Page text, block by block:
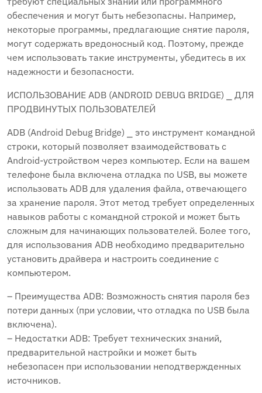
обеспечения и могут быть небезопасны. Например,
некоторые программы, предлагающие снятие пароля,
могут содержать вредоносный код. Поэтому, прежде
чем использовать такие инструменты, убедитесь в их
надежности и безопасности.
ИСПОЛЬЗОВАНИЕ ADB (ANDROID DEBUG BRIDGE) ⎯ ДЛЯ
ПРОДВИНУТЫХ ПОЛЬЗОВАТЕЛЕЙ
ADB (Android Debug Bridge) ⎯ это инструмент командной
строки, который позволяет взаимодействовать с
Android-устройством через компьютер. Если на вашем
телефоне была включена отладка по USB, вы можете
использовать ADB для удаления файла, отвечающего
за хранение пароля. Этот метод требует определенных
навыков работы с командной строкой и может быть
сложным для начинающих пользователей. Более того,
для использования ADB необходимо предварительно
установить драйвера и настроить соединение с
компьютером.
– Преимущества ADB: Возможность снятия пароля без
потери данных (при условии, что отладка по USB была
включена).
– Недостатки ADB: Требует технических знаний,
предварительной настройки и может быть
небезопасен при использовании неподтвержденных
источников.